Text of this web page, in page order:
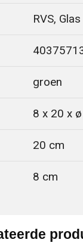
RVS, Glas
groen
8 x 20 x
20 cm
8 cm